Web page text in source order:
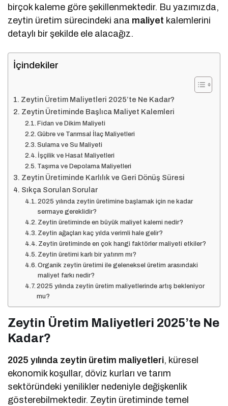
birçok kaleme göre şekillenmektedir. Bu yazımızda,
zeytin üretim sürecindeki ana maliyet kalemlerini
detaylı bir şekilde ele alacağız.
İçindekiler
Zeytin Üretim Maliyetleri 2025’te Ne Kadar?
Zeytin Üretiminde Başlıca Maliyet Kalemleri
Fidan ve Dikim Maliyeti
Gübre ve Tarımsal İlaç Maliyetleri
Sulama ve Su Maliyeti
İşçilik ve Hasat Maliyetleri
Taşıma ve Depolama Maliyetleri
Zeytin Üretiminde Karlılık ve Geri Dönüş Süresi
Sıkça Sorulan Sorular
2025 yılında zeytin üretimine başlamak için ne kadar
sermaye gereklidir?
Zeytin üretiminde en büyük maliyet kalemi nedir?
Zeytin ağaçları kaç yılda verimli hale gelir?
Zeytin üretiminde en çok hangi faktörler maliyeti etkiler?
Zeytin üretimi karlı bir yatırım mı?
Organik zeytin üretimi ile geleneksel üretim arasındaki
maliyet farkı nedir?
2025 yılında zeytin üretim maliyetlerinde artış bekleniyor
mu?
Zeytin Üretim Maliyetleri 2025’te Ne
Kadar?
2025 yılında zeytin üretim maliyetleri, küresel
ekonomik koşullar, döviz kurları ve tarım
sektöründeki yenilikler nedeniyle değişkenlik
gösterebilmektedir. Zeytin üretiminde temel